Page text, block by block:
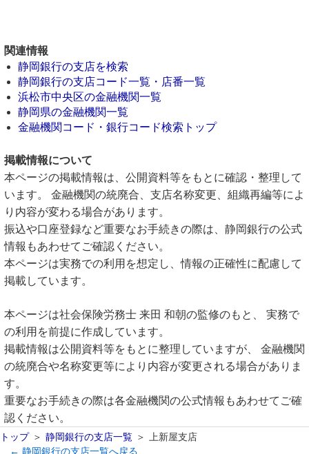
関連情報
静岡銀行の支店を検索
静岡銀行の支店コード一覧・店番一覧
浜松市中央区の金融機関一覧
静岡県の金融機関一覧
金融機関コード・銀行コード検索トップ
掲載情報について
本ページの掲載情報は、公開資料等をもとに確認・整理して
います。 金融機関の統廃合、支店名称変更、組織再編等によ
り内容が変わる場合があります。
振込や口座登録など重要なお手続きの際は、静岡銀行の公式
情報もあわせてご確認ください。
本ページは実務での利用を想定し、情報の正確性に配慮して
掲載しています。
本ページは社会保険労務士 来田 和朝の監修のもと、 実務で
の利用を前提に作成しています。
掲載情報は公開資料等をもとに整理していますが、 金融機関
の統廃合や名称変更等により内容が変更される場合がありま
す。
重要なお手続きの際は各金融機関の公式情報もあわせてご確
認ください。
トップ 静岡銀行の支店一覧
上新屋支店
← 静岡銀行の支店一覧へ戻る